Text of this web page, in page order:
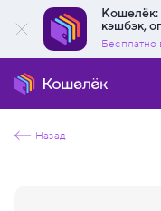
Кошелёк:
кэшбэк,
Бесплатно
Назад